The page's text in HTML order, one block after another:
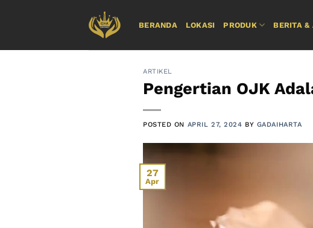
BERANDA LOKASI PRODUK BERITA &
ARTIKEL
Pengertian OJK
POSTED ON APRIL 27, 2024 BY GADAIHARTA
27
Apr